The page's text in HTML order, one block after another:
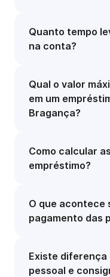
Quanto tempo
na conta?
Qual o valor
em um
Bragança?
Como calcular
empréstimo?
O que acontece
pagamento das
Existe
pessoal e